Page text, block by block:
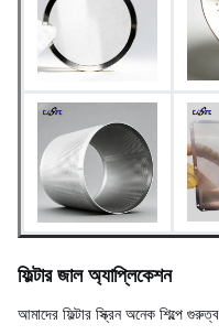
উপলভ্য উপকরণ
ফিল্টার জাল অ্যাপ্লিকেশন
আমাদের ফিল্টার স্ক্রিন অনেক শিল্পে